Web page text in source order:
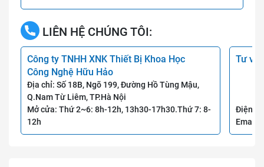
LIÊN HỆ CHÚNG TÔI:
Công ty TNHH XNK Thiết Bị Khoa Học
Công Nghệ Hữu Hảo
Địa chỉ: Số 18B, Ngõ 199, Đường Hồ Tùng Mậu,
Q.Nam Từ Liêm, TP.Hà Nội
Mở cửa: Thứ 2~6: 8h-12h, 13h30-17h30.Thứ 7: 8-
12h
Tư
Điện
Email: